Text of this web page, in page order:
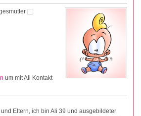
um mit Ali Kontakt
Eltern, ich bin Ali 39 und ausgebildeter